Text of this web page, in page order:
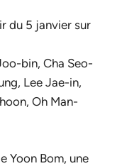
du 5 janvier sur
bin, Cha Seo-
Lee Jae-in,
Oh Man-
Yoon Bom, une